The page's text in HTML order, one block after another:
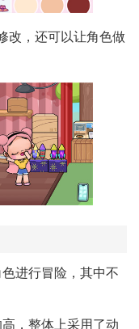
改，还可以让角色做
进行冒险，其中不
，整体上采用了动